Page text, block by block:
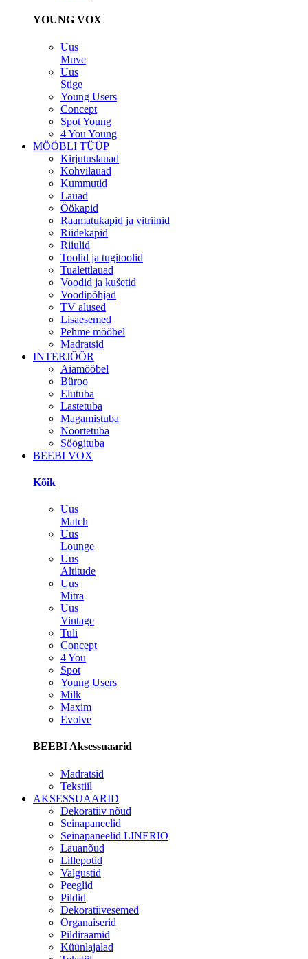
YOUNG VOX
Uus
Muve
Uus
Stige
Young Users
Concept
Spot Young
4 You Young
MÖÖBLI TÜÜP
Kirjutuslauad
Kohvilauad
Kummutid
Lauad
Öökapid
Raamatukapid ja vitriinid
Riidekapid
Riiulid
Toolid ja tugitoolid
Tualettlauad
Voodid ja kušetid
Voodipõhjad
TV alused
Lisaesemed
Pehme mööbel
Madratsid
INTERJÖÖR
Aiamööbel
Büroo
Elutuba
Lastetuba
Magamistuba
Noortetuba
Söögituba
BEEBI VOX
Kõik
Uus
Match
Uus
Lounge
Uus
Altitude
Uus
Mitra
Uus
Vintage
Tuli
Concept
4 You
Spot
Young Users
Milk
Maxim
Evolve
BEEBI Aksessuaarid
Madratsid
Tekstiil
AKSESSUAARID
Dekoratiiv nõud
Seinapaneelid
Seinapaneelid LINERIO
Lauanõud
Lillepotid
Valgustid
Peeglid
Pildid
Dekoratiivesemed
Organaiserid
Pildiraamid
Küünlajalad